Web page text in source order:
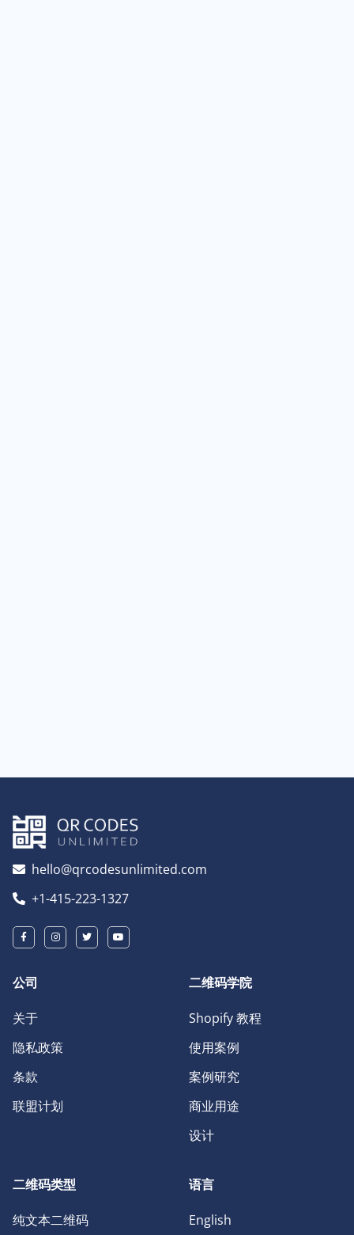
hello@qrcodesunlimited.com
+1-415-223-1327
公司
关于
隐私政策
条款
联盟计划
二维码学院
Shopify 教程
使用案例
案例研究
商业用途
设计
二维码类型
纯文本二维码
语言
English